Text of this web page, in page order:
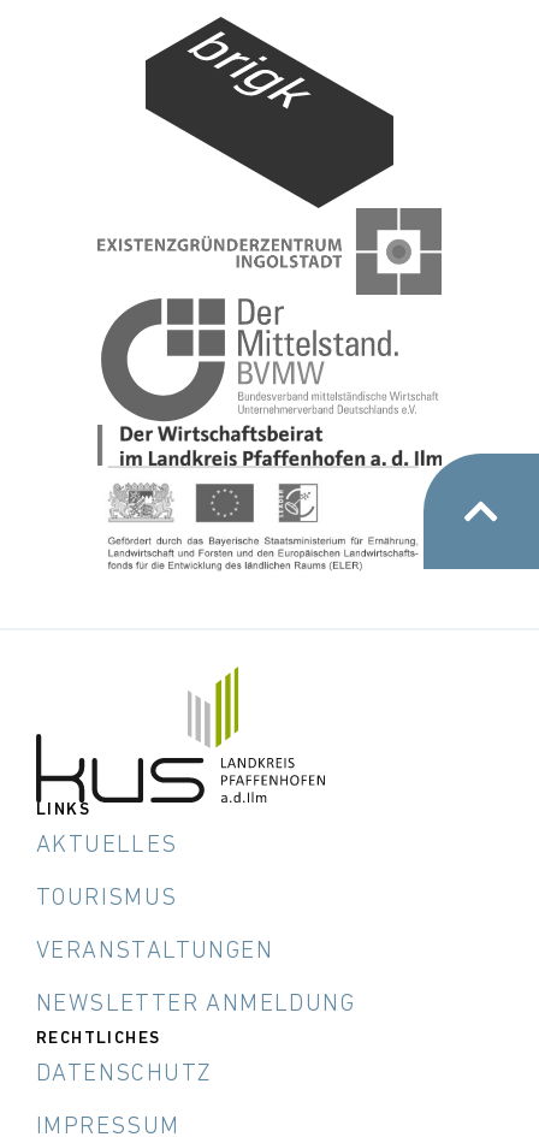
LINKS
AKTUELLES
TOURISMUS
VERANSTALTUNGEN
NEWSLETTER ANMELDUNG
RECHTLICHES
DATENSCHUTZ
IMPRESSUM